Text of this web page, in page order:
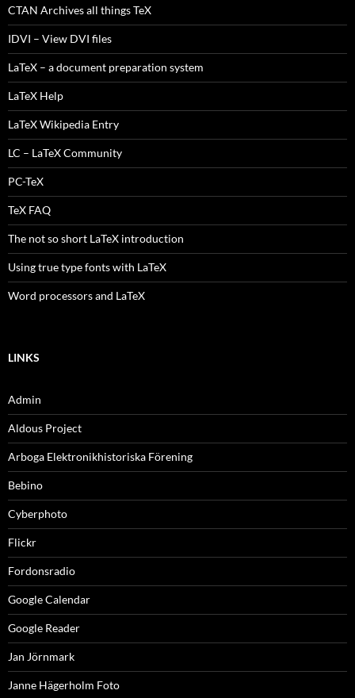
CTAN Archives all things TeX
IDVI – View DVI files
LaTeX – a document preparation system
LaTeX Help
LaTeX Wikipedia Entry
LC – LaTeX Community
PC-TeX
TeX FAQ
The not so short LaTeX introduction
Using true type fonts with LaTeX
Word processors and LaTeX
LINKS
Admin
Aldous Project
Arboga Elektronikhistoriska Förening
Bebino
Cyberphoto
Flickr
Fordonsradio
Google Calendar
Google Reader
Jan Jörnmark
Janne Hägerholm Foto